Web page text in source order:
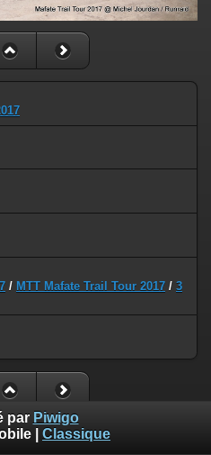
/ MTT Mafate Trail Tour 2017 / 3
par Piwigo
Classique